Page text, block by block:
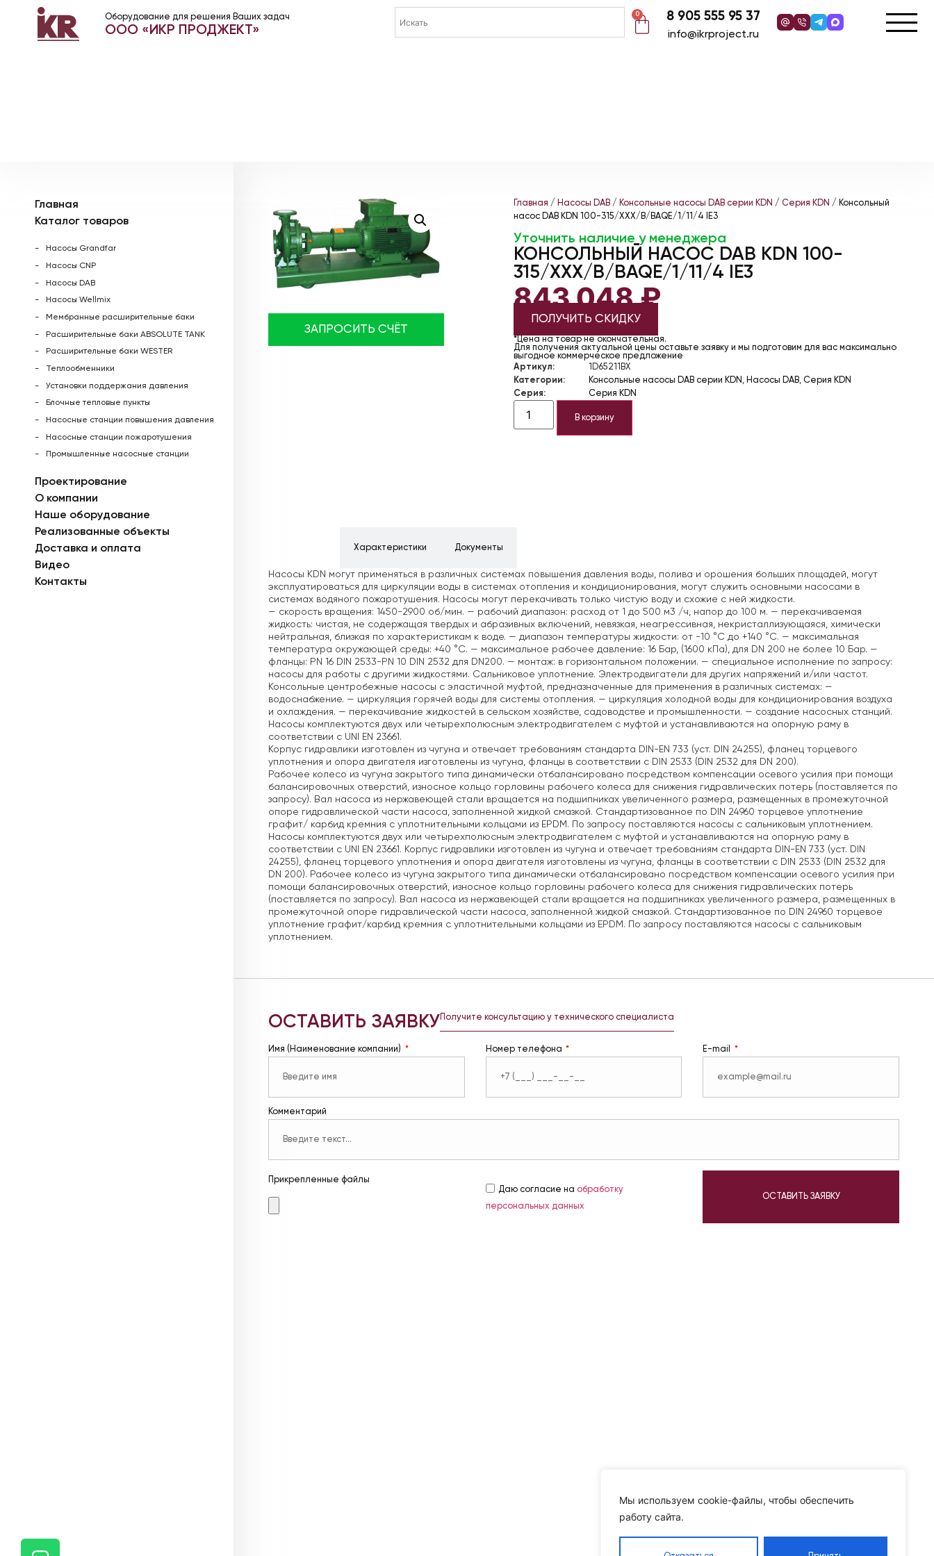
Мы используем cookie-файлы, чтобы обеспечить
работу сайта.
Оборудование для решения Ваших задач
ООО «ИКР ПРОДЖЕКТ»
0 8 905 555 95 37
info@ikrproject.ru
Главная
Каталог товаров
Насосы Grandfar
Насосы CNP
Насосы DAB
Насосы Wellmix
Мембранные расширительные баки
Расширительные баки ABSOLUTE TANK
Расширительные баки WESTER
Теплообменники
Установки поддержания давления
Блочные тепловые пункты
Насосные станции повышения давления
Насосные станции пожаротушения
Промышленные насосные станции
Проектирование
О компании
Наше оборудование
Реализованные объекты
Доставка и оплата
Видео
Контакты
ЗАПРОСИТЬ СЧЁТ
Главная / Насосы DAB/ Консольные насосы DAB серии KDN / Серия KDN / Консольный
насос DAB KDN 100-315/XXX/B/BAQE/1/11/4 IE3
Уточнить наличие у менеджера
КОНСОЛЬНЫЙ НАСОС DAB KDN 100-
315/XXX/B/BAQE/1/11/4 IE3
843 048₽
ПОЛУЧИТЬ СКИДКУ
*Цена на товар не окончательная.
Для получения актуальной цены оставьте заявку и мы подготовим для вас максимально
выгодное коммерческое предложение
Артикул:
1D65211BX
Категории:
Консольные насосы DAB серии KDN , Насосы DAB, Серия KDN
Серия:
Серия KDN
В корзину
Характеристики Документы
Насосы KDN могут применяться в различных системах повышения давления воды, полива и орошения больших площадей, могут
эксплуатироваться для циркуляции воды в системах отопления и кондиционирования, могут служить основными насосами в
системах водяного пожаротушения. Насосы могут перекачивать только чистую воду и схожие с ней жидкости.
— скорость вращения: 1450-2900 об/мин. — рабочий диапазон: расход от 1 до 500 м3 /ч, напор до 100 м. — перекачиваемая
жидкость: чистая, не содержащая твердых и абразивных включений, невязкая, неагрессивная, некристаллизующаяся, химически
нейтральная, близкая по характеристикам к воде. — диапазон температуры жидкости: от -10 °C до +140 °C. — максимальная
температура окружающей среды: +40 °C. — максимальное рабочее давление: 16 Бар, (1600 кПа), для DN 200 не более 10 Бар. —
фланцы: PN 16 DIN 2533-PN 10 DIN 2532 для DN200. — монтаж: в горизонтальном положении. — специальное исполнение по запросу:
насосы для работы с другими жидкостями. Сальниковое уплотнение. Электродвигатели для других напряжений и/или частот.
Консольные центробежные насосы с эластичной муфтой, предназначенные для применения в различных системах: —
водоснабжение. — циркуляция горячей воды для системы отопления. — циркуляция холодной воды для кондиционирования воздуха
и охлаждения. — перекачивание жидкостей в сельском хозяйстве, садоводстве и промышленности. — создание насосных станций.
Насосы комплектуются двух или четырехполюсным электродвигателем с муфтой и устанавливаются на опорную раму в
соответствии с UNI EN 23661.
Корпус гидравлики изготовлен из чугуна и отвечает требованиям стандарта DIN-EN 733 (уст. DIN 24255), фланец торцевого
уплотнения и опора двигателя изготовлены из чугуна, фланцы в соответствии с DIN 2533 (DIN 2532 для DN 200).
Рабочее колесо из чугуна закрытого типа динамически отбалансировано посредством компенсации осевого усилия при помощи
балансировочных отверстий, износное кольцо горловины рабочего колеса для снижения гидравлических потерь (поставляется по
запросу). Вал насоса из нержавеющей стали вращается на подшипниках увеличенного размера, размещенных в промежуточной
опоре гидравлической части насоса, заполненной жидкой смазкой. Стандартизованное по DIN 24960 торцевое уплотнение
графит/ карбид кремния с уплотнительными кольцами из EPDM. По запросу поставляются насосы с сальниковым уплотнением.
Насосы комплектуются двух или четырехполюсным электродвигателем с муфтой и устанавливаются на опорную раму в
соответствии с UNI EN 23661. Корпус гидравлики изготовлен из чугуна и отвечает требованиям стандарта DIN-EN 733 (уст. DIN
24255), фланец торцевого уплотнения и опора двигателя изготовлены из чугуна, фланцы в соответствии с DIN 2533 (DIN 2532 для
DN 200). Рабочее колесо из чугуна закрытого типа динамически отбалансировано посредством компенсации осевого усилия при
помощи балансировочных отверстий, износное кольцо горловины рабочего колеса для снижения гидравлических потерь
(поставляется по запросу). Вал насоса из нержавеющей стали вращается на подшипниках увеличенного размера, размещенных в
промежуточной опоре гидравлической части насоса, заполненной жидкой смазкой. Стандартизованное по DIN 24960 торцевое
уплотнение графит/карбид кремния с уплотнительными кольцами из EPDM. По запросу поставляются насосы с сальниковым
уплотнением.
ОСТАВИТЬ ЗАЯВКУ Получите консультацию у технического специалиста
Имя (Наименование компании) Номер телефона E-mail
Комментарий
Прикрепленные файлы
Даю согласие на обработку
персональных данных
ОСТАВИТЬ ЗАЯВКУ